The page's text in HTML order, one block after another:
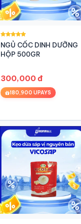
NGỦ CỐC DINH DƯỠNG
HỘP 500GR
300,000 đ
180,900 UPAYS